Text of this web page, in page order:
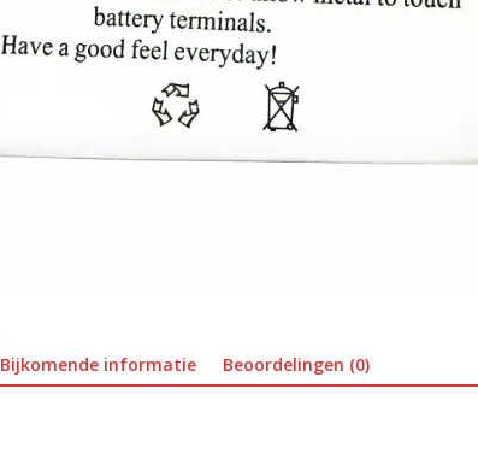
Bijkomende informatie Beoordelingen (0)